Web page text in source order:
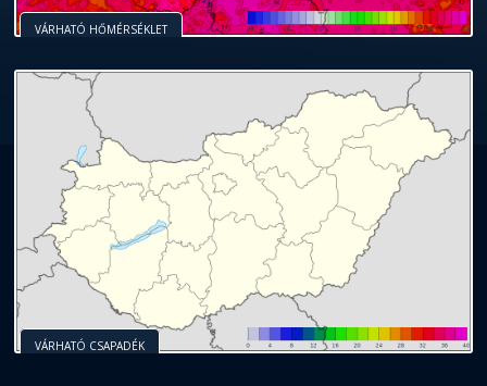
VÁRHATÓ HŐMÉRSÉKLET
VÁRHATÓ CSAPADÉK